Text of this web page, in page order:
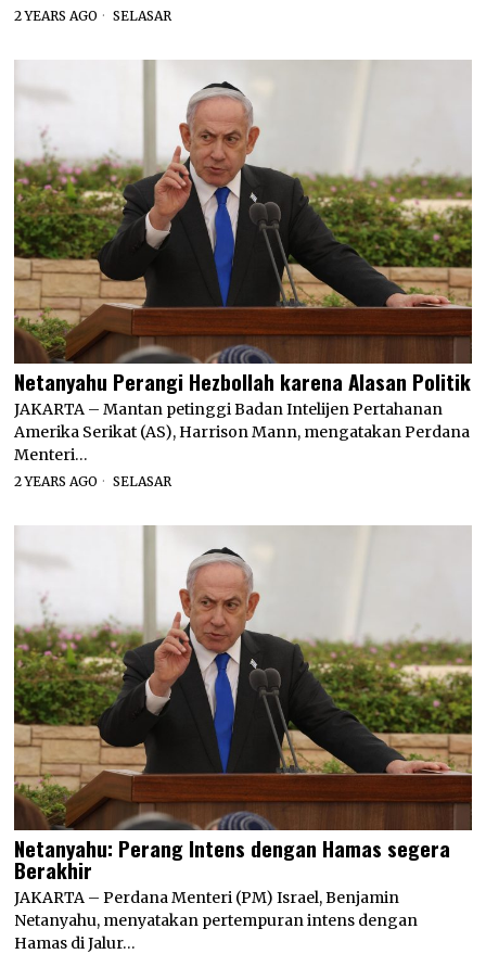
2 YEARS AGO SELASAR
Netanyahu Perangi Hezbollah karena Alasan Politik
JAKARTA – Mantan petinggi Badan Intelijen Pertahanan
Amerika Serikat (AS), Harrison Mann, mengatakan Perdana
Menteri…
2 YEARS AGO SELASAR
Netanyahu: Perang Intens dengan Hamas segera
Berakhir
JAKARTA – Perdana Menteri (PM) Israel, Benjamin
Netanyahu, menyatakan pertempuran intens dengan
Hamas di Jalur…